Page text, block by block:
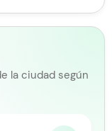
la ciudad según